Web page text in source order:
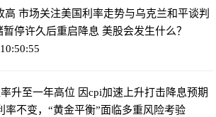
高 市场关注美国利率走势与乌克兰和平谈判
停许久后重启降息 美股会发生什么？
升至一年高位 因cpi加速上升打击降息预期
率不变，“黄金平衡”面临多重风险考验